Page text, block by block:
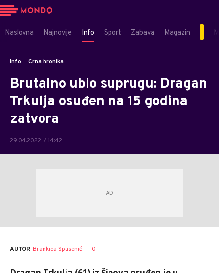
Naslovna Najnovije Info Sport Zabava Magazin
Info Crna hronika
Brutalno ubio suprugu: Dragan
Trkulja osuđen na 15 godina
zatvora
29.04.2022. / 14:42
AUTOR Brankica Spasenić 0